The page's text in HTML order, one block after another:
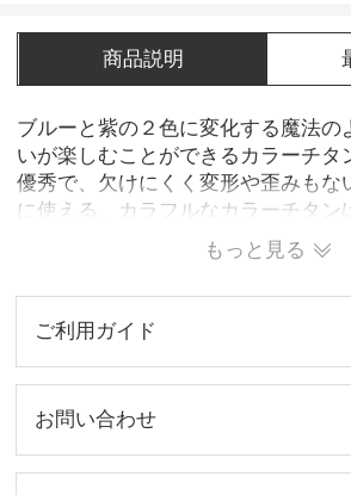
商品説明
ブルーと紫の２色に変化する魔法の
いが楽しむことができるカラーチタ
優秀で、欠けにくく変形や歪みもな
に使える。カラフルなカラーチタン
電流を流して表面の透明な膜の厚み
の屈折率が変化し、色彩を表現して
環境により色合いが多少違って見え
す。
もっと見る
ご利用ガイド
お問い合わせ